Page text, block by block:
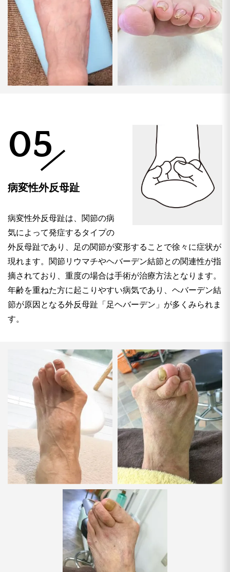
05
病変性外反母趾
病変性外反母趾は、関節の病
気によって発症するタイプの
外反母趾であり、足の関節が変形することで徐々に症状が
現れます。関節リウマチやヘバーデン結節との関連性が指
摘されており、重度の場合は手術が治療方法となります。
年齢を重ねた方に起こりやすい病気であり、ヘバーデン結
節が原因となる外反母趾「足ヘバーデン」が多くみられま
す。